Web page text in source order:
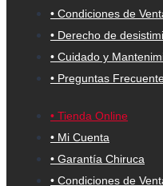
• Condiciones de
• Derecho de
• Cuidado y
• Preguntas
• Tienda Online
• Mi Cuenta
• Garantía Chiruca
• Condiciones de